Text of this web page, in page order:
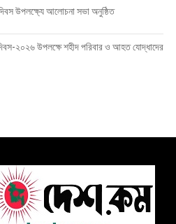
উপলক্ষ্যে আলোচনা সভা অনুষ্ঠিত
২০২৬ উপলক্ষে শহীদ পরিবার ও আহত যোদ্ধাদের